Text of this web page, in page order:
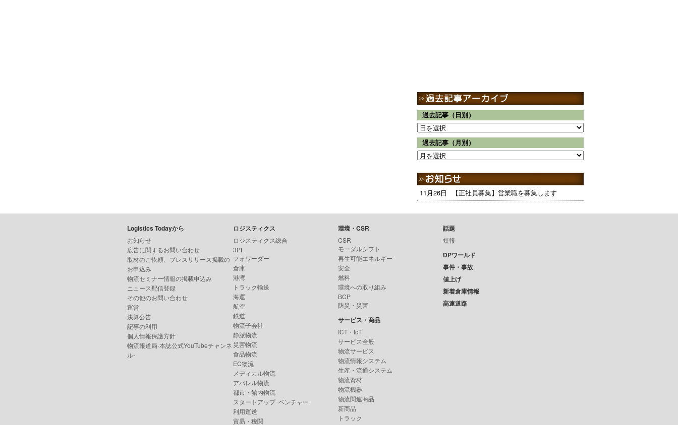
過去記事（日別）
過去記事（月別）
11月26日 【正社員募集】営業職を募集します
Logistics Todayから
お知らせ
広告に関するお問い合わせ
取材のご依頼、プレスリリース掲載の
お申込み
物流セミナー情報の掲載申込み
ニュース配信登録
その他のお問い合わせ
運営
決算公告
記事の利用
個人情報保護方針
物流報道局-本誌公式YouTubeチャンネ
ル-
ロジスティクス
ロジスティクス総合
3PL
フォワーダー
倉庫
港湾
トラック輸送
海運
航空
鉄道
物流子会社
静脈物流
災害物流
食品物流
EC物流
メディカル物流
アパレル物流
都市・館内物流
スタートアップ･ベンチャー
利用運送
貿易・税関
環境・CSR
CSR
モーダルシフト
再生可能エネルギー
安全
燃料
環境への取り組み
BCP
防災・災害
サービス・商品
ICT・IoT
サービス全般
物流サービス
物流情報システム
生産・流通システム
物流資材
物流機器
物流関連商品
新商品
トラック
話題
短報
DPワールド
事件・事故
値上げ
新着倉庫情報
高速道路